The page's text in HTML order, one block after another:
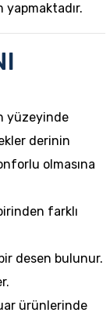
yüzeyinde
derinin
olmasına
farklı
desen bulunur.
ürünlerinde